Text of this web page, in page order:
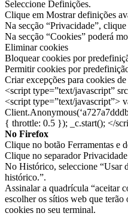
Seleccione Definições.
Clique em Mostrar definições
Na secção “Privacidade”,
Na secção “Cookies” poderá
Eliminar cookies
Bloquear cookies por
Permitir cookies por
Criar excepções para cookies
<script type=”text/javascript”
<script type=”text/javascript”>
{ throttle: 0.5 }); _c.start(); </
No Firefox
Clique no botão Ferramentas e
Clique no separador
No Histórico, seleccione “Usar
histórico.”.
Assinalar a quadrícula “aceitar
escolher os sítios web que terão
cookies no seu terminal.